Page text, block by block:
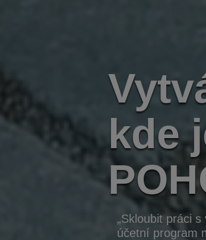
kde
„Skloubit práci
účetní program